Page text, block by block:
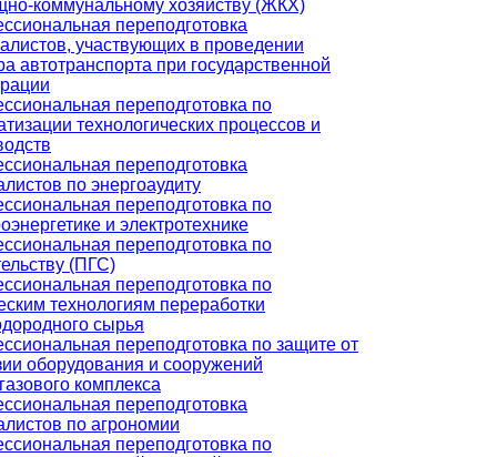
коммунальному хозяйству (ЖКХ)
переподготовка
участвующих в проведении
автотранспорта при государственной
переподготовка по
технологических процессов и
переподготовка
по энергоаудиту
переподготовка по
и электротехнике
переподготовка по
(ПГС)
переподготовка по
технологиям переработки
сырья
переподготовка по защите от
оборудования и сооружений
комплекса
переподготовка
по агрономии
переподготовка по